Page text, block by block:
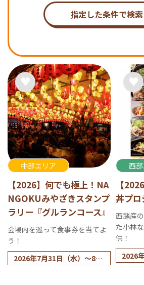
指定した条件で検索
中部エリア
【2026】何でも極上！NA
NGOKUみやざきスタンプ
ラリー『グルランコース』
会場内を巡って食事券を当てよ
う！
2026年7月31日（水）～8月
西
【
丼プロ
西諸産
た小林
供！
2026